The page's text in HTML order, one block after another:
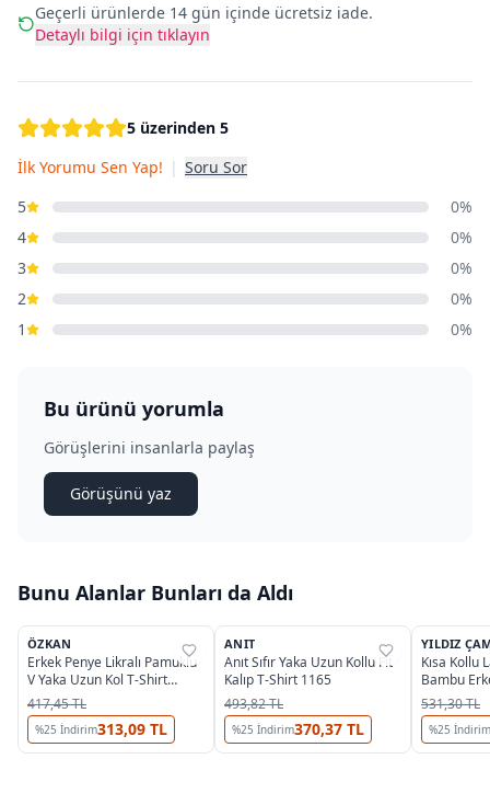
Geçerli ürünlerde 14 gün içinde ücretsiz iade.
Detaylı bilgi için tıklayın
5 üzerinden 5
İlk Yorumu Sen Yap! | Soru Sor
5
0%
4
0%
3
0%
2
0%
1
0%
Bu ürünü yorumla
Görüşlerini insanlarla paylaş
Görüşünü yaz
Bunu Alanlar Bunları da Aldı
%43
ÖZKAN
Erkek Penye Likralı Pamuklu
V Yaka Uzun Kol T-Shirt
Özkan 0274
417,45 TL
%25 İndirim313,09 TL
%31
ANIT
Anıt Sıfır Yaka Uzun Kollu Fit
Kalıp T-Shirt 1165
493,82 TL
%25 İndirim370,37 TL
%37
YILDIZ
Kısa Kollu
Bambu
482
531,30 TL
%25 İndirim